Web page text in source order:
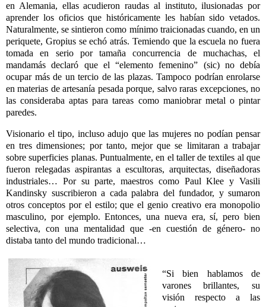
en Alemania, ellas acudieron raudas al instituto, ilusionadas por
aprender los oficios que históricamente les habían sido vetados.
Naturalmente, se sintieron como mínimo traicionadas cuando, en un
periquete, Gropius se echó atrás. Temiendo que la escuela no fuera
tomada en serio por tamaña concurrencia de muchachas, el
mandamás declaró que el “elemento femenino” (sic) no debía
ocupar más de un tercio de las plazas. Tampoco podrían enrolarse
en materias de artesanía pesada porque, salvo raras excepciones, no
las consideraba aptas para tareas como maniobrar metal o pintar
paredes.
Visionario el tipo, incluso adujo que las mujeres no podían pensar
en tres dimensiones; por tanto, mejor que se limitaran a trabajar
sobre superficies planas. Puntualmente, en el taller de textiles al que
fueron relegadas aspirantas a escultoras, arquitectas, diseñadoras
industriales… Por su parte, maestros como Paul Klee y Vasili
Kandinsky suscribieron a cada palabra del fundador, y sumaron
otros conceptos por el estilo; que el genio creativo era monopolio
masculino, por ejemplo. Entonces, una nueva era, sí, pero bien
selectiva, con una mentalidad que -en cuestión de género- no
distaba tanto del mundo tradicional…
“Si bien hablamos de
varones brillantes, su
visión respecto a las